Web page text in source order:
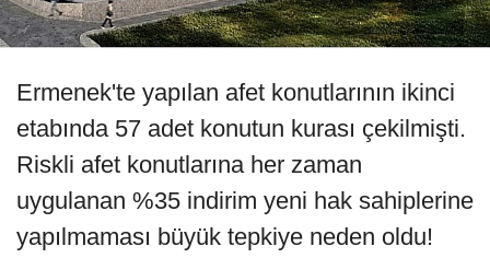
Ermenek'te yapılan afet konutlarının ikinci
etabında 57 adet konutun kurası çekilmişti.
Riskli afet konutlarına her zaman
uygulanan %35 indirim yeni hak sahiplerine
yapılmaması büyük tepkiye neden oldu!